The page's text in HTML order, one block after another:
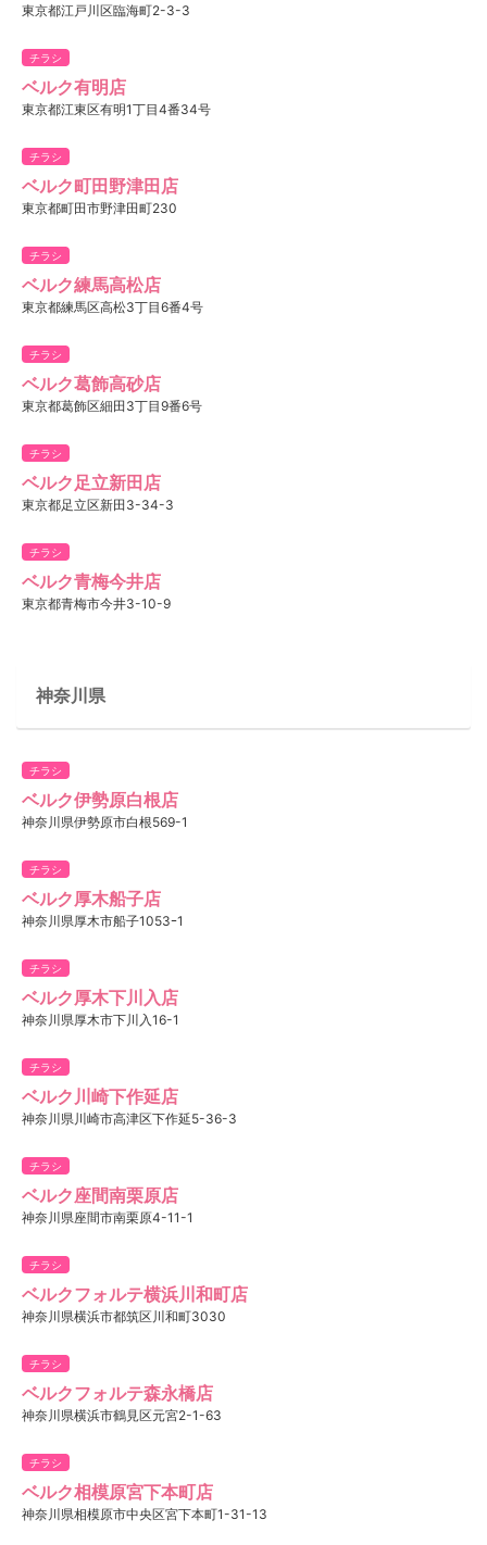
東京都江戸川区臨海町2-3-3
チラシ
ベルク有明店
東京都江東区有明1丁目4番34号
チラシ
ベルク町田野津田店
東京都町田市野津田町230
チラシ
ベルク練馬高松店
東京都練馬区高松3丁目6番4号
チラシ
ベルク葛飾高砂店
東京都葛飾区細田3丁目9番6号
チラシ
ベルク足立新田店
東京都足立区新田3-34-3
チラシ
ベルク青梅今井店
東京都青梅市今井3-10-9
神奈川県
チラシ
ベルク伊勢原白根店
神奈川県伊勢原市白根569-1
チラシ
ベルク厚木船子店
神奈川県厚木市船子1053ｰ1
チラシ
ベルク厚木下川入店
神奈川県厚木市下川入16-1
チラシ
ベルク川崎下作延店
神奈川県川崎市高津区下作延5-36-3
チラシ
ベルク座間南栗原店
神奈川県座間市南栗原4-11-1
チラシ
ベルクフォルテ横浜川和町店
神奈川県横浜市都筑区川和町3030
チラシ
ベルクフォルテ森永橋店
神奈川県横浜市鶴見区元宮2-1-63
チラシ
ベルク相模原宮下本町店
神奈川県相模原市中央区宮下本町1-31-13